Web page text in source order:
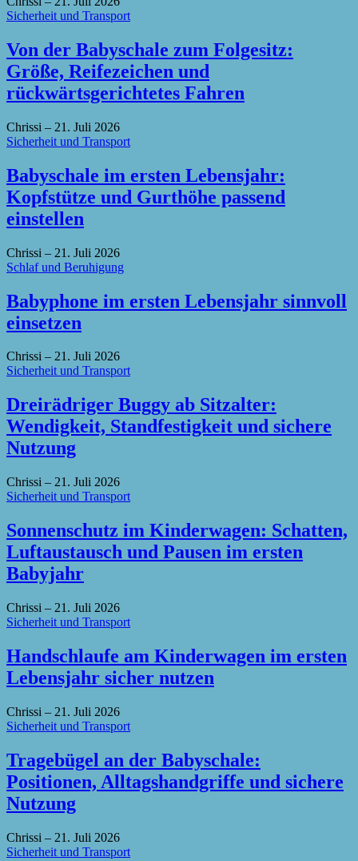
Sicherheit und Transport
Von der Babyschale zum Folgesitz:
Größe, Reifezeichen und
rückwärtsgerichtetes Fahren
Chrissi – 21. Juli 2026
Sicherheit und Transport
Babyschale im ersten Lebensjahr:
Kopfstütze und Gurthöhe passend
einstellen
Chrissi – 21. Juli 2026
Schlaf und Beruhigung
Babyphone im ersten Lebensjahr sinnvoll
einsetzen
Chrissi – 21. Juli 2026
Sicherheit und Transport
Dreirädriger Buggy ab Sitzalter:
Wendigkeit, Standfestigkeit und sichere
Nutzung
Chrissi – 21. Juli 2026
Sicherheit und Transport
Sonnenschutz im Kinderwagen: Schatten,
Luftaustausch und Pausen im ersten
Babyjahr
Chrissi – 21. Juli 2026
Sicherheit und Transport
Handschlaufe am Kinderwagen im ersten
Lebensjahr sicher nutzen
Chrissi – 21. Juli 2026
Sicherheit und Transport
Tragebügel an der Babyschale:
Positionen, Alltagshandgriffe und sichere
Nutzung
Chrissi – 21. Juli 2026
Sicherheit und Transport